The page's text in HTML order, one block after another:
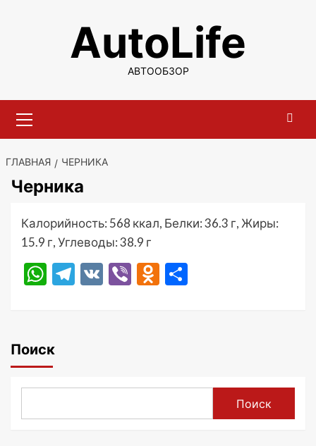
содержимомуAutoLife
АВТООБЗОР
меню
ГЛАВНАЯ ЧЕРНИКА
Черника
Калорийность: 568 ккал, Белки: 36.3 г, Жиры:
15.9 г, Углеводы: 38.9 г
WhatsApp
Telegram
VK ViberOdnoklassniki
Поиск
Поиск